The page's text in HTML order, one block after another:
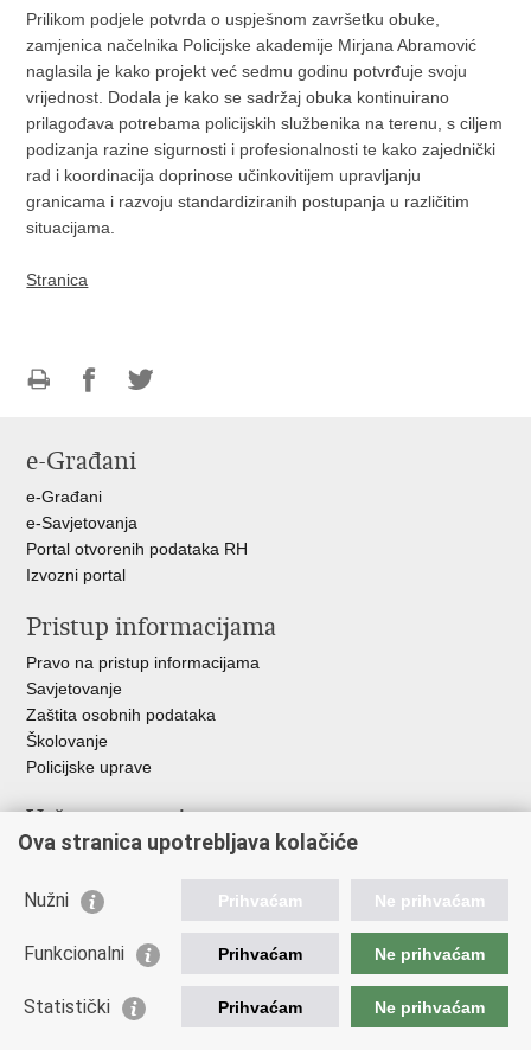
Prilikom podjele potvrda o uspješnom završetku obuke,
zamjenica načelnika Policijske akademije Mirjana Abramović
naglasila je kako projekt već sedmu godinu potvrđuje svoju
vrijednost. Dodala je kako se sadržaj obuka kontinuirano
prilagođava potrebama policijskih službenika na terenu, s ciljem
podizanja razine sigurnosti i profesionalnosti te kako zajednički
rad i koordinacija doprinose učinkovitijem upravljanju
granicama i razvoju standardiziranih postupanja u različitim
situacijama.
Stranica
FacebookuTwitteru
e-Građani
e-Građani
e-Savjetovanja
Portal otvorenih podataka RH
Izvozni portal
Pristup informacijama
Pravo na pristup informacijama
Savjetovanje
Zaštita osobnih podataka
Školovanje
Policijske uprave
Važne poveznice
Ministarstvo unutarnjih poslova
Muzej policije
Centar za mentalno zdravlje
Centar za forenzična ispitivanja, istraživanja i vještačenja "Ivan
Ova stranica upotrebljava kolačiće
Nužni Prihvaćam Ne prihvaćam
Funkcionalni Prihvaćam Ne prihvaćam
Statistički Prihvaćam Ne prihvaćam